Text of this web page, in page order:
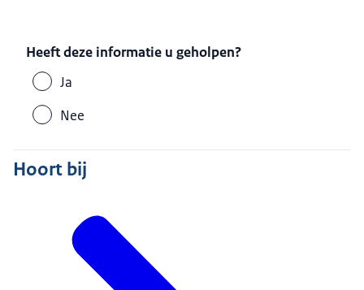
Heeft deze informatie u geholpen?
Ja
Nee
Hoort bij